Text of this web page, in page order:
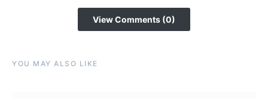
View Comments (0)
YOU MAY ALSO LIKE